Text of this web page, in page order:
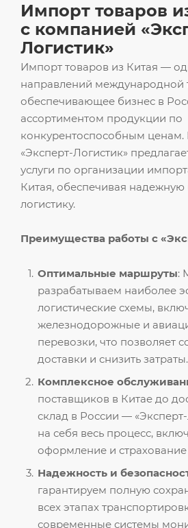
Импорт товаров из Китая —
направлений международной
обеспечивающее бизнес в
ассортиментом продукции по
конкурентоспособным
«Эксперт-Логистик»
услуги по организации
Китая, обеспечивая
логистику.
Преимущества работы с
Оптимальные маршруты:
разрабатываем наиболее
логистические схемы,
железнодорожные и
перевозки, что позволяет
доставки и снизить затраты.
Комплексное
поставщиков в Китае до
склад в России —
на себя весь процесс,
оформление и страхование
Надежность и
гарантируем полную
всех этапах
современные системы
Импорт товаров
с компанией
Логистик»